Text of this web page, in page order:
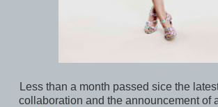
Less than a month passed sice the
collaboration and the announcement of